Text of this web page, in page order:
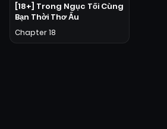
[18+] Trong Ngục Tối Cùng
Bạn Thời Thơ Ấu
Chapter 18